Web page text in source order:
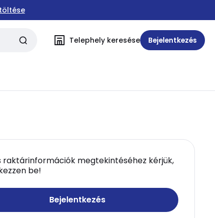
Telephely keresése Bejelentkezés
raktárinformációk megtekintéséhez kérjük,
be!
Bejelentkezés